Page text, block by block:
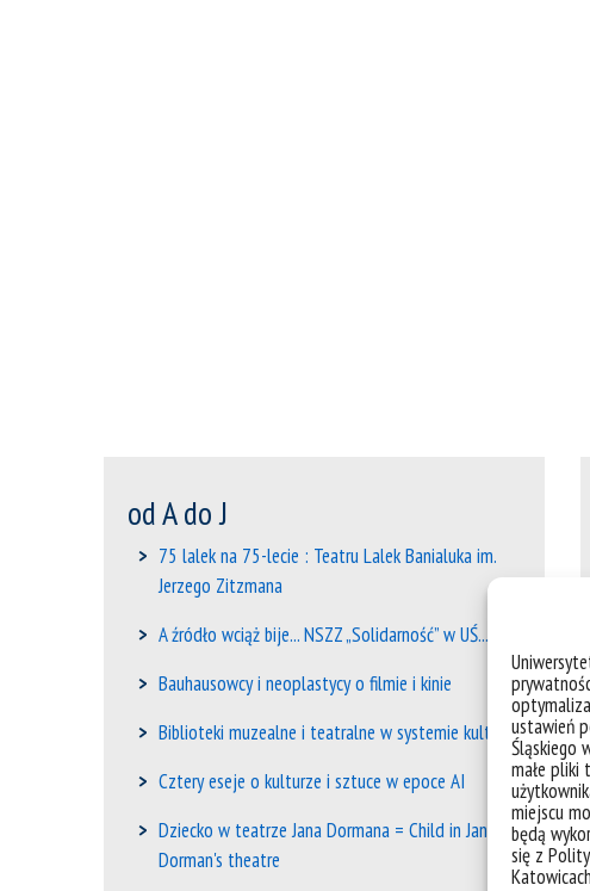
ustawień
Śląskiego
małe pliki
miejscu
będą
się z
od A do J
75 lalek na 75-lecie : Teatru Lalek Banialuka im.
Jerzego Zitzmana
A źródło wciąż bije... NSZZ „Solidarność” w UŚ...
Bauhausowcy i neoplastycy o filmie i kinie
Biblioteki muzealne i teatralne w systemie kultury
Cztery eseje o kulturze i sztuce w epoce AI
Dziecko w teatrze Jana Dormana = Child in Jan
Dorman's theatre